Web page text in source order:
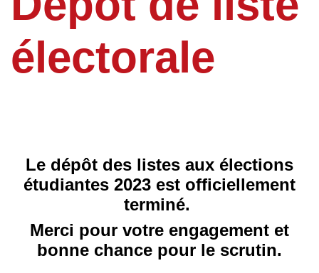
électorale
Le dépôt des listes aux élections
étudiantes 2023 est officiellement
terminé.
Merci pour votre engagement et
bonne chance pour le scrutin.